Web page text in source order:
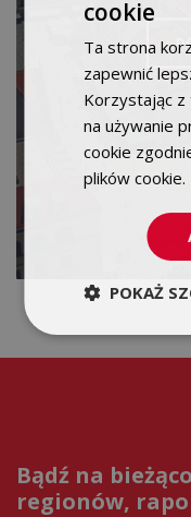
Bądź na
regionów,
cookie
Ta strona
zapewnić
Korzystając
na używanie
cookie
plików cookie.
POKAŻ